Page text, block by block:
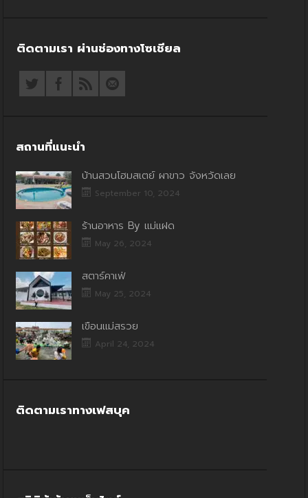
ติดตามเรา ผ่านช่องทางโซเชียล
สถานที่แนะนำ
บ้านสวนโฮมสเตย์ ผาขาว จังหวัดเลย
September 10, 2024
ร้านอาหาร By แม่แฝด
May 26, 2024
สตาร์คาเฟ่
May 25, 2024
เขื่อนแม่สรวย
April 24, 2024
ติดตามเราทางเฟสบุค